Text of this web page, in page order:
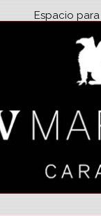
Espacio